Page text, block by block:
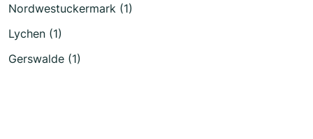
Nordwestuckermark (1)
Lychen (1)
Gerswalde (1)